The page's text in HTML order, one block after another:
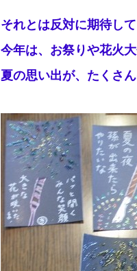
それとは反対に期待し
今年は、お祭りや花火
夏の思い出が、たくさ